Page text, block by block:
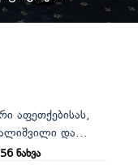
აფეთქებისას,
და...
ნახვა